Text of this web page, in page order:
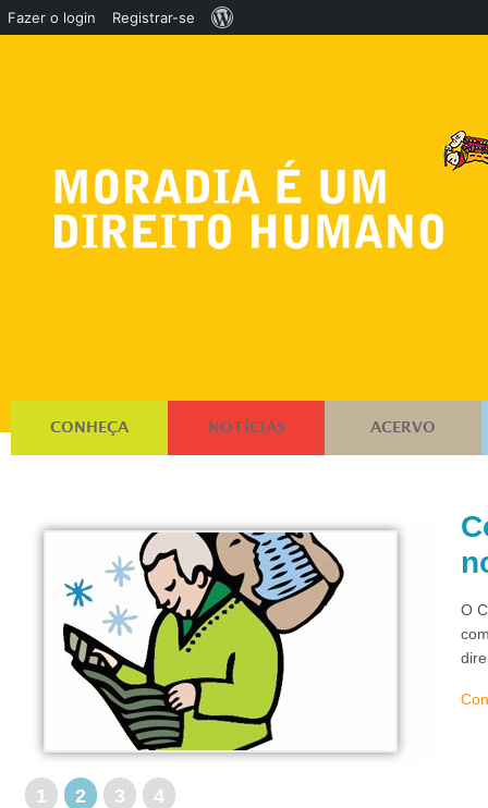
CONHEÇA NOTÍCIAS ACERVO
O
1 2 3 4
Fazer o login Registrar-se